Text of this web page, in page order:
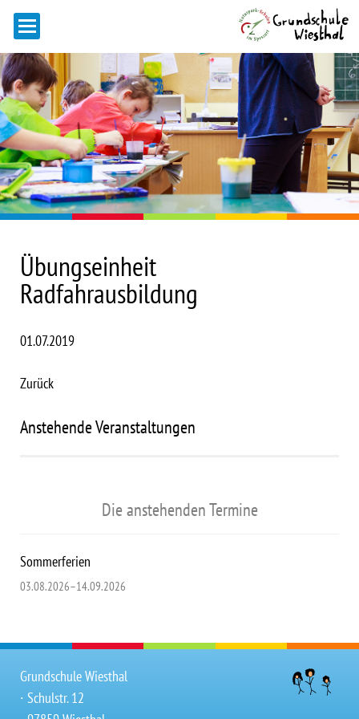
Übungseinheit
Radfahrausbildung
01.07.2019
Zurück
Anstehende Veranstaltungen
Die anstehenden Termine
Sommerferien
03.08.2026–14.09.2026
Grundschule Wiesthal
∙ Schulstr. 12